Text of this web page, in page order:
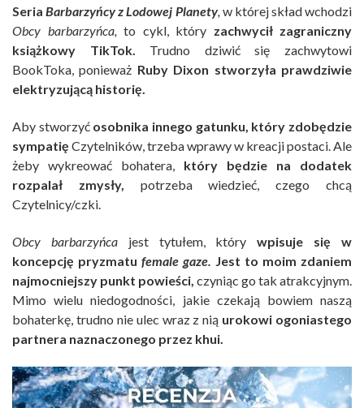
SeriaBarbarzyńcy z Lodowej Planety, w której skład wchodzi
Obcy barbarzyńca, to cykl, który zachwycił zagraniczny
książkowy TikTok.
Trudno dziwić się zachwytowi
BookToka, ponieważ Ruby Dixon stworzyła prawdziwie
elektryzującą historię.
Aby stworzyćosobnika innego gatunku, który zdobędzie
sympatię Czytelników, trzeba wprawy w kreacji postaci. Ale
żeby wykreować bohatera, który będzie na dodatek
rozpalał zmysły,
potrzeba wiedzieć, czego chcą
Czytelnicy/czki.
Obcy barbarzyńca jest tytułem, który wpisuje się w
koncepcję pryzmatu female gaze.
Jest to moim zdaniem
najmocniejszy punkt powieści, czyniąc go tak atrakcyjnym.
Mimo wielu niedogodności, jakie czekają bowiem naszą
bohaterkę, trudno nie ulec wraz z nią urokowi ogoniastego
partnera naznaczonego przez khui.